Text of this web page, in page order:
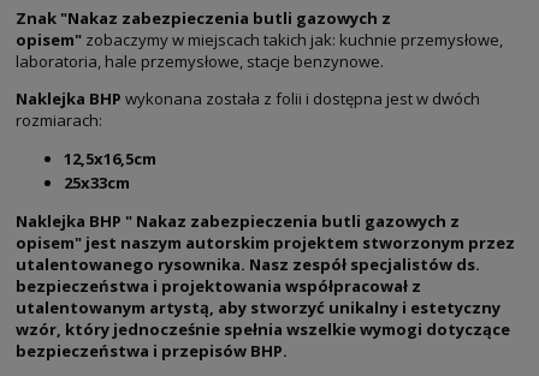
Znak "Nakaz zabezpieczenia butli gazowych z
opisem" zobaczymy w miejscach takich jak: kuchnie przemysłowe,
laboratoria, hale przemysłowe, stacje benzynowe.
Naklejka BHP wykonana została z folii i dostępna jest w dwóch
rozmiarach:
12,5x16,5cm
25x33cm
Naklejka BHP " Nakaz zabezpieczenia butli gazowych z
opisem" jest naszym autorskim projektem stworzonym przez
utalentowanego rysownika. Nasz zespół specjalistów ds.
bezpieczeństwa i projektowania współpracował z
utalentowanym artystą, aby stworzyć unikalny i estetyczny
wzór, który jednocześnie spełnia wszelkie wymogi dotyczące
bezpieczeństwa i przepisów BHP.